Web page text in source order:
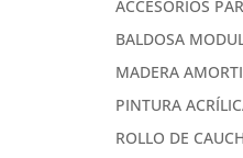
ACCESORIOS
BALDOSA
MADERA
PINTURA
ROLLO DE